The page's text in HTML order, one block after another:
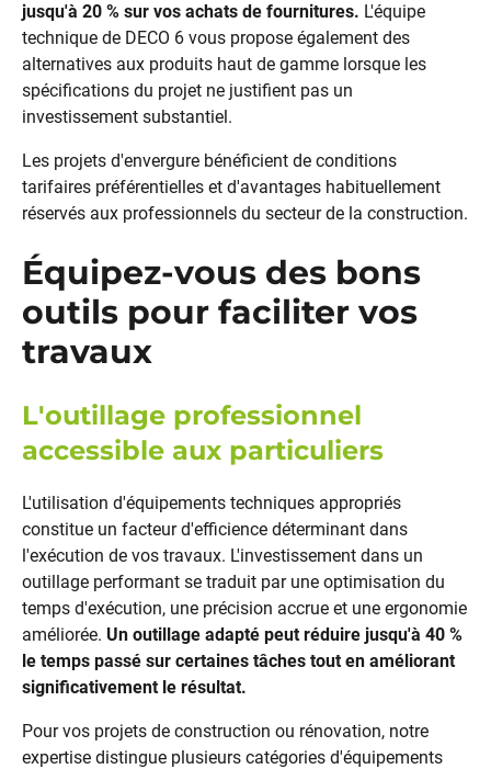
jusqu'à 20 % sur vos achats de fournitures. L'équipe
technique de DECO 6 vous propose également des
alternatives aux produits haut de gamme lorsque les
spécifications du projet ne justifient pas un
investissement substantiel.
Les projets d'envergure bénéficient de conditions
tarifaires préférentielles et d'avantages habituellement
réservés aux professionnels du secteur de la construction.
Équipez-vous des bons
outils pour faciliter vos
travaux
L'outillage professionnel
accessible aux particuliers
L'utilisation d'équipements techniques appropriés
constitue un facteur d'efficience déterminant dans
l'exécution de vos travaux. L'investissement dans un
outillage performant se traduit par une optimisation du
temps d'exécution, une précision accrue et une ergonomie
améliorée. Un outillage adapté peut réduire jusqu'à 40 %
le temps passé sur certaines tâches tout en améliorant
significativement le résultat.
Pour vos projets de construction ou rénovation, notre
expertise distingue plusieurs catégories d'équipements